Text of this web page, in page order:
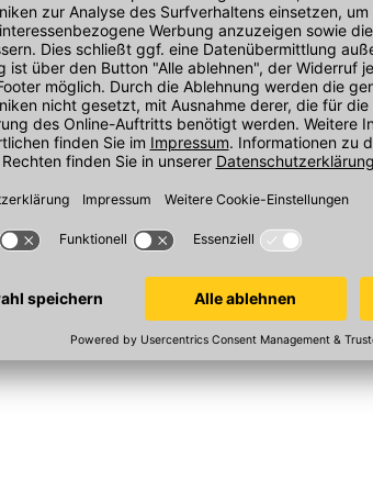
und zukunftsgerichteten Shopping-
und langlebig, ideal für feuchte
Designo Innenfutter für Roto Designo
In 21 Varianten